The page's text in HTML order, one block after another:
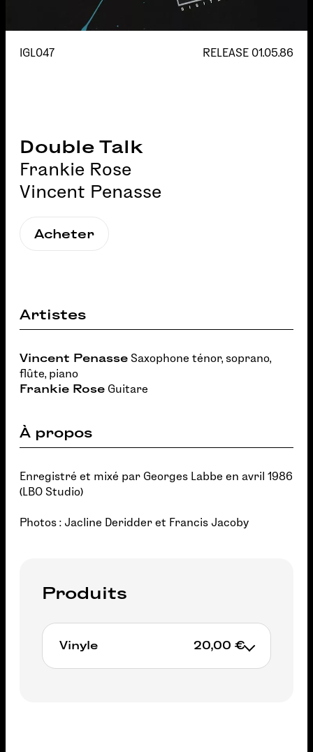
IGL047 RELEASE 01.05.86
Double Talk
Frankie Rose
Vincent Penasse
Acheter
Artistes
Vincent Penasse Saxophone ténor, soprano,
flûte, piano
Frankie Rose Guitare
À propos
Enregistré et mixé par Georges Labbe en avril 1986
(LBO Studio)
Photos : Jacline Deridder et Francis Jacoby
Produits
Vinyle 20,00 €